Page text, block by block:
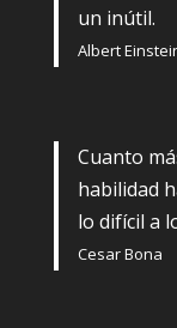
un inútil.
Albert
Cuanto
habilidad
lo difícil a
Cesar Bona